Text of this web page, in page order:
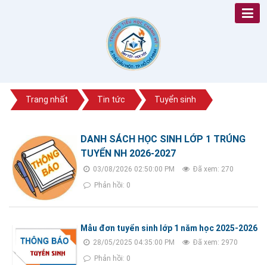
Trang nhất Tin tức Tuyển sinh
DANH SÁCH HỌC SINH LỚP 1 TRÚNG
TUYỂN NH 2026-2027
03/08/2026 02:50:00 PM
Đã xem: 270
Phản hồi: 0
Mẫu đơn tuyển sinh lớp 1 năm học 2025-2026
28/05/2025 04:35:00 PM
Đã xem: 2970
Phản hồi: 0